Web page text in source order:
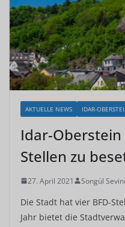
AKTUELLE NEWS IDAR-
Idar-Oberstein
Stellen zu
27. April 2021 Songül
Die Stadt hat vier BFD-
Jahr bietet die